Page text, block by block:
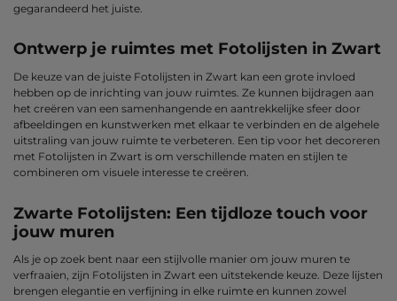
gegarandeerd het juiste.
Ontwerp je ruimtes met Fotolijsten in Zwart
De keuze van de juiste Fotolijsten in Zwart kan een grote invloed
hebben op de inrichting van jouw ruimtes. Ze kunnen bijdragen aan
het creëren van een samenhangende en aantrekkelijke sfeer door
afbeeldingen en kunstwerken met elkaar te verbinden en de algehele
uitstraling van jouw ruimte te verbeteren. Een tip voor het decoreren
met Fotolijsten in Zwart is om verschillende maten en stijlen te
combineren om visuele interesse te creëren.
Zwarte Fotolijsten: Een tijdloze touch voor
jouw muren
Als je op zoek bent naar een stijlvolle manier om jouw muren te
verfraaien, zijn Fotolijsten in Zwart een uitstekende keuze. Deze lijsten
brengen elegantie en verfijning in elke ruimte en kunnen zowel